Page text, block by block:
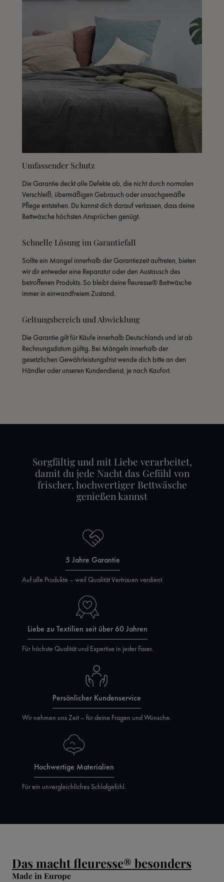
Umfassender Schutz
Die Garantie deckt alle Defekte ab, die nicht durch normalen
Verschleiß, übermäßigen Gebrauch oder unsachgemäße
Pflege entstehen. Du kannst dich darauf verlassen, dass deine
Bettwäsche höchsten Ansprüchen genügt.
Schnelle Lösung im Garantiefall
Sollte ein Mangel innerhalb der Garantiezeit auftreten, bieten
wir dir entweder eine Reparatur oder den Austausch des
betroffenen Produkts. So bleibt deine fleuresse® Bettwäsche
immer in einwandfreiem Zustand.
Geltungsbereich und Abwicklung
Die Garantie gilt für Käufe innerhalb Deutschlands und ist ab
Rechnungsdatum gültig. Bei Mängeln innerhalb der
gesetzlichen Gewährleistungsfrist wende dich bitte an den
Händler oder unseren Kundendienst, je nach Kaufort.
Sorgfältig und mit Liebe verarbeitet,
damit du jede Nacht das Gefühl von
frischer, hochwertiger Bettwäsche
genießen kannst
5 Jahre Garantie
Auf alle Produkte – weil Qualität Vertrauen verdient.
Liebe zu Textilien seit über 60 Jahren
Für höchste Qualität und Expertise in jeder Faser.
Persönlicher Kundenservice
Wir nehmen uns Zeit – für deine Fragen und Wünsche.
Hochwertige Materialien
Für ein unvergleichliches Schlafgefühl.
Das macht fleuresse® besonders
Made in Europe